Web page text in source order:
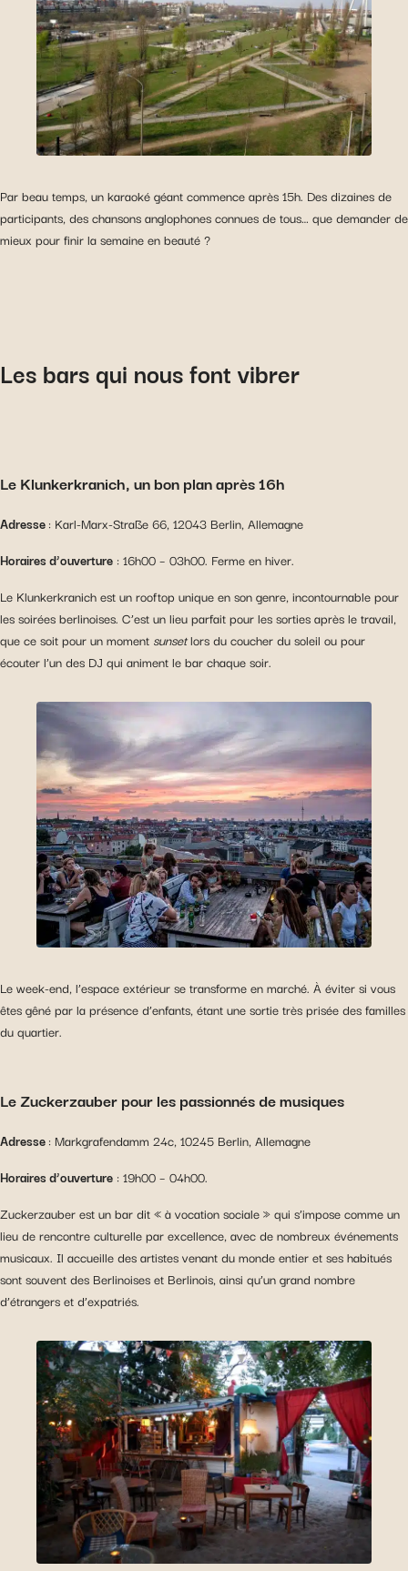
Par beau temps, un karaoké géant commence après 15h. Des dizaines de
participants, des chansons anglophones connues de tous… que demander de
mieux pour finir la semaine en beauté ?
Les bars qui nous font vibrer
Le Klunkerkranich, un bon plan après 16h
Adresse: Karl-Marx-Straße 66, 12043 Berlin, Allemagne
Horaires d’ouverture : 16h00 – 03h00. Ferme en hiver.
Le Klunkerkranich est un rooftop unique en son genre, incontournable pour
les soirées berlinoises. C’est un lieu parfait pour les sorties après le travail,
que ce soit pour un moment sunsetlors du coucher du soleil ou pour
écouter l’un des DJ qui animent le bar chaque soir.
Le week-end, l’espace extérieur se transforme en marché. À éviter si vous
êtes gêné par la présence d’enfants, étant une sortie très prisée des familles
du quartier.
Le Zuckerzauber pour les passionnés de musiques
Adresse: Markgrafendamm 24c, 10245 Berlin, Allemagne
Horaires d’ouverture : 19h00 – 04h00.
Zuckerzauber est un bar dit « à vocation sociale » qui s’impose comme un
lieu de rencontre culturelle par excellence, avec de nombreux événements
musicaux. Il accueille des artistes venant du monde entier et ses habitués
sont souvent des Berlinoises et Berlinois, ainsi qu’un grand nombre
d’étrangers et d’expatriés.